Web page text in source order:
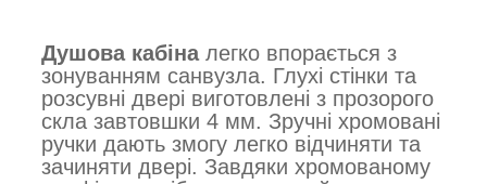
Душова кабіна легко впорається з
зонуванням санвузла. Глухі стінки та
розсувні двері виготовлені з прозорого
скла завтовшки 4 мм. Зручні хромовані
ручки дають змогу легко відчиняти та
зачиняти двері. Завдяки хромованому